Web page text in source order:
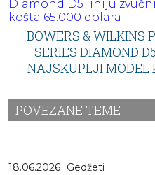
BOWERS & WILKINS
SERIES DIAMOND
NAJSKUPLJI MODEL
POVEZANE TEME
18.06.2026 Gedžeti